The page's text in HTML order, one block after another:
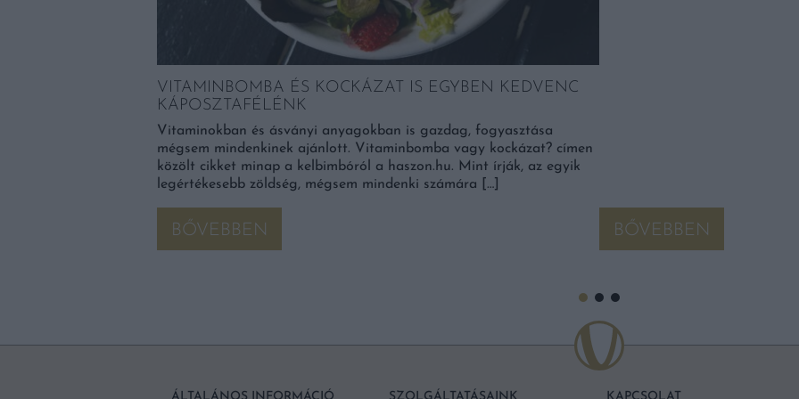
VITAMINBOMBA ÉS KOCKÁZAT IS EGYBEN KEDVENC
KÁPOSZTAFÉLÉNK
Vitaminokban és ásványi anyagokban is gazdag, fogyasztása
mégsem mindenkinek ajánlott. Vitaminbomba vagy kockázat? címen
közölt cikket minap a kelbimbóról a haszon.hu. Mint írják, az egyik
legértékesebb zöldség, mégsem mindenki számára […]
BŐVEBBEN BŐVEBBEN